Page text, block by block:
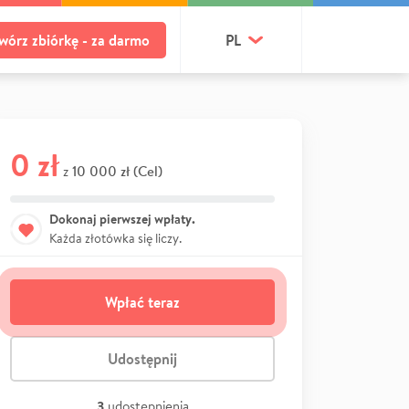
zbiórkę - za darmo PL
0 zł z 10 000 zł (Cel)
Dokonaj pierwszej wpłaty.
Każda złotówka się liczy.
Wpłać teraz
Udostępnij